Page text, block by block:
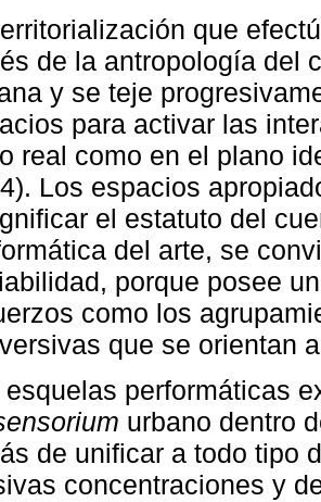
que
de la antropología del
y se teje
para activar las
real como en el plano
Los espacios
el estatuto del
del arte, se
porque posee
como los
que se orientan
esquelas performáticas
urbano dentro
de unificar a todo tipo
concentraciones y